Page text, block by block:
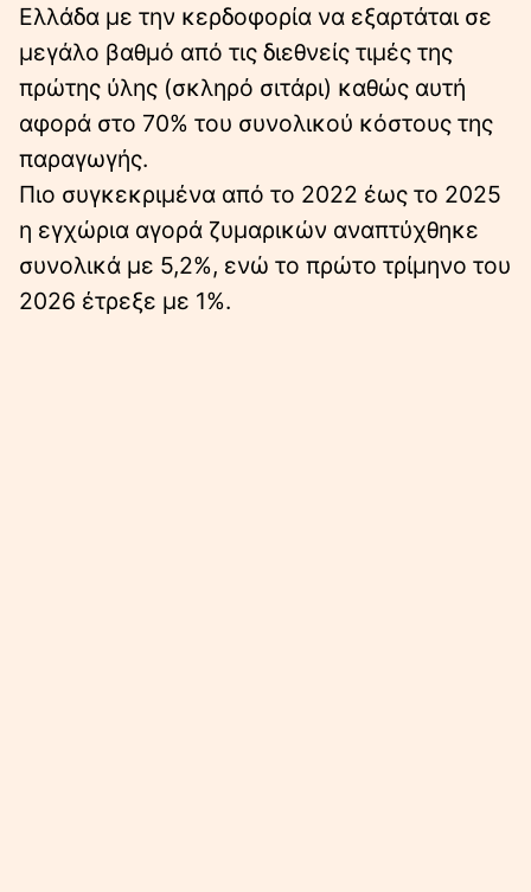
Ελλάδα με την κερδοφορία να εξαρτάται σε
μεγάλο βαθμό από τις διεθνείς τιμές της
πρώτης ύλης (σκληρό σιτάρι) καθώς αυτή
αφορά στο 70% του συνολικού κόστους της
παραγωγής.
Πιο συγκεκριμένα από το 2022 έως το 2025
η εγχώρια αγορά ζυμαρικών αναπτύχθηκε
συνολικά με 5,2%, ενώ το πρώτο τρίμηνο του
2026 έτρεξε με 1%.